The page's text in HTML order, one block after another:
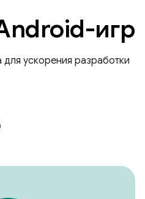
игр
ускорения разработки